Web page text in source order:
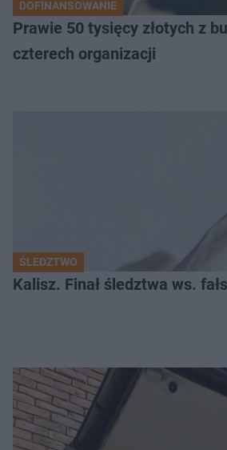
DOFINANSOWANIE
Prawie 50 tysięcy złotych z
czterech organizacji
ŚLEDZTWO
Kalisz. Finał śledztwa ws.